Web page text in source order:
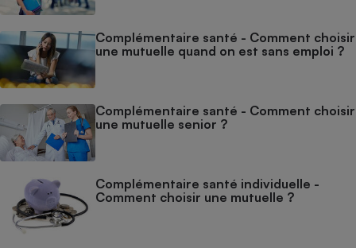
Complémentaire santé - Comment choisir
une mutuelle quand on est sans emploi ?
Complémentaire santé - Comment choisir
une mutuelle senior ?
Complémentaire santé individuelle -
Comment choisir une mutuelle ?